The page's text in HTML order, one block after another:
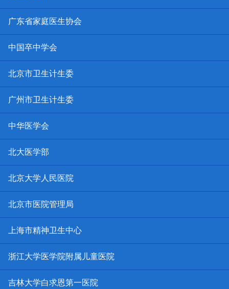
广东省家庭医生协会
中国卒中学会
北京市卫生计生委
广州市卫生计生委
中华医学会
北大医学部
北京大学人民医院
北京市医院管理局
上海市精神卫生中心
浙江大学医学院附属儿童医院
吉林大学白求恩第一医院